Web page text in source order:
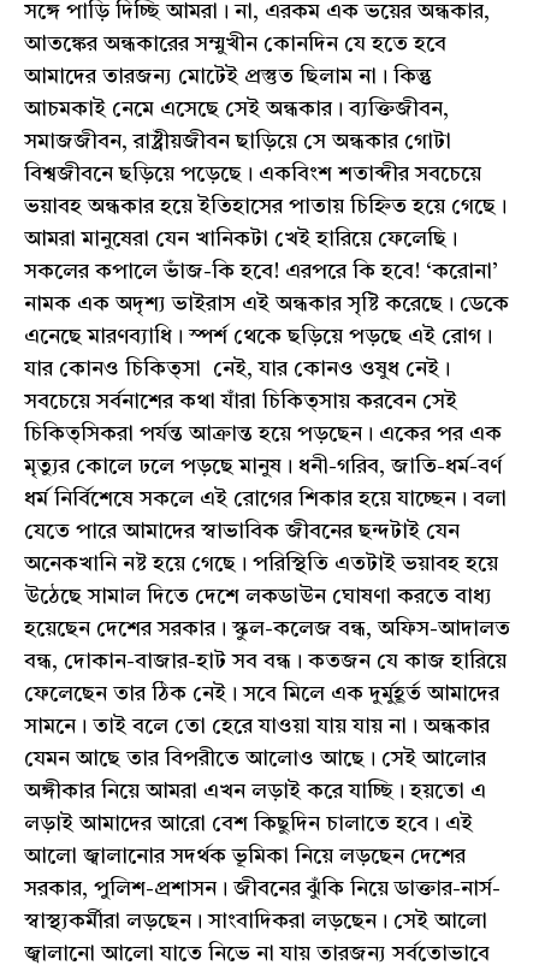
সঙ্গে পাড়ি দিচ্ছি আমরা। না, এরকম এক ভয়ের অন্ধকার,
আতঙ্কের অন্ধকারের সম্মুখীন কোনদিন যে হতে হবে
আমাদের তারজন্য মোটেই প্রস্তুত ছিলাম না। কিন্তু
আচমকাই নেমে এসেছে সেই অন্ধকার। ব্যক্তিজীবন,
সমাজজীবন, রাষ্ট্রীয়জীবন ছাড়িয়ে সে অন্ধকার গোটা
বিশ্বজীবনে ছড়িয়ে পড়েছে। একবিংশ শতাব্দীর সবচেয়ে
ভয়াবহ অন্ধকার হয়ে ইতিহাসের পাতায় চিহ্নিত হয়ে গেছে।
আমরা মানুষেরা যেন খানিকটা খেই হারিয়ে ফেলেছি।
সকলের কপালে ভাঁজ-কি হবে! এরপরে কি হবে! ‘করোনা’
নামক এক অদৃশ্য ভাইরাস এই অন্ধকার সৃষ্টি করেছে। ডেকে
এনেছে মারণব্যাধি। স্পর্শ থেকে ছড়িয়ে পড়ছে এই রোগ।
যার কোনও চিকিত্সা নেই, যার কোনও ওষুধ নেই।
সবচেয়ে সর্বনাশের কথা যাঁরা চিকিত্সায় করবেন সেই
চিকিত্সিকরা পর্যন্ত আক্রান্ত হয়ে পড়ছেন। একের পর এক
মৃত্যুর কোলে ঢলে পড়ছে মানুষ। ধনী-গরিব, জাতি-ধর্ম-বর্ণ
ধর্ম নির্বিশেষে সকলে এই রোগের শিকার হয়ে যাচ্ছেন। বলা
যেতে পারে আমাদের স্বাভাবিক জীবনের ছন্দটাই যেন
অনেকখানি নষ্ট হয়ে গেছে। পরিস্থিতি এতটাই ভয়াবহ হয়ে
উঠেছে সামাল দিতে দেশে লকডাউন ঘোষণা করতে বাধ্য
হয়েছেন দেশের সরকার। স্কুল-কলেজ বন্ধ, অফিস-আদালত
বন্ধ, দোকান-বাজার-হাট সব বন্ধ। কতজন যে কাজ হারিয়ে
ফেলেছেন তার ঠিক নেই। সবে মিলে এক দুর্মুহূর্ত আমাদের
সামনে। তাই বলে তো হেরে যাওয়া যায় যায় না। অন্ধকার
যেমন আছে তার বিপরীতে আলোও আছে। সেই আলোর
অঙ্গীকার নিয়ে আমরা এখন লড়াই করে যাচ্ছি। হয়তো এ
লড়াই আমাদের আরো বেশ কিছুদিন চালাতে হবে। এই
আলো জ্বালানোর সদর্থক ভূমিকা নিয়ে লড়ছেন দেশের
সরকার, পুলিশ-প্রশাসন। জীবনের ঝুঁকি নিয়ে ডাক্তার-নার্স-
স্বাস্থ্যকর্মীরা লড়ছেন। সাংবাদিকরা লড়ছেন। সেই আলো
জ্বালানো আলো যাতে নিভে না যায় তারজন্য সর্বতোভাবে